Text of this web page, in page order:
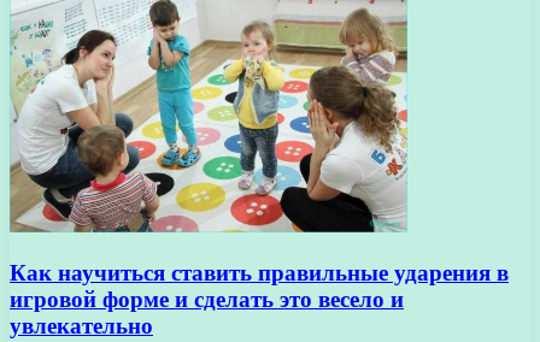
Как научиться ставить правильные ударения в
игровой форме и сделать это весело и
увлекательно